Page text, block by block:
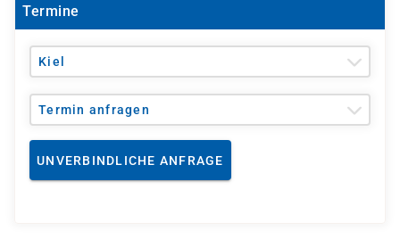
Termine
Kiel
Termin anfragen
UNVERBINDLICHE ANFRAGE